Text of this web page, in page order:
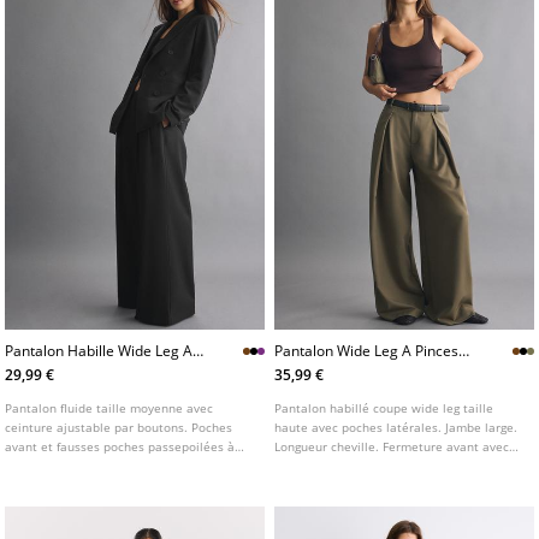
Pantalon Habille Wide Leg A
Boutons Reglables
29,99 €
Pantalon fluide taille moyenne avec
ceinture ajustable par boutons. Poches
avant et fausses poches passepoilées à
et crochet métallique.
Pantalon Wide Leg A Pinces
Avec Ceinture
35,99 €
Pantalon habillé coupe wide leg taille
haute avec poches latérales. Jambe large.
Longueur cheville. Fermeture avant avec